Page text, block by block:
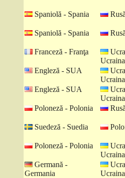
Spaniolă - Spania
Spaniolă - Spania
Franceză - Franţa
Ucraina
Engleză - SUA
Ucraina
Engleză - SUA
Ucraina
Poloneză - Polonia
Suedeză - Suedia
Poloneză - Polonia
Ucraina
Germană -
Germania
Ucraina